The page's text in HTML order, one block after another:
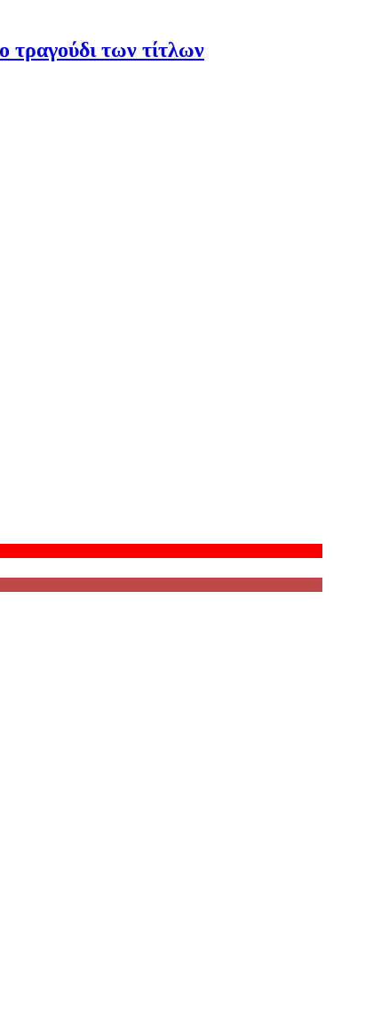
τραγούδι των τίτλων